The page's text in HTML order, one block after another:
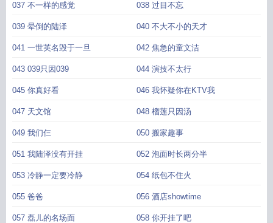
037 不一样的感觉 038 过目不忘
039 晕倒的陆泽 040 不大不小的天才
041 一世英名毁于一旦 042 焦急的童文洁
043 039只因039 044 演技不太行
045 你真好看 046 我怀疑你在KTV我
047 天文馆 048 榴莲只因汤
049 我们仨 050 搬家趣事
051 我陆泽没有开挂 052 泡面时长两分半
053 冷静一定要冷静 054 纸包不住火
055 爸爸 056 酒店showtime
057 磊儿的名场面 058 你开挂了吧